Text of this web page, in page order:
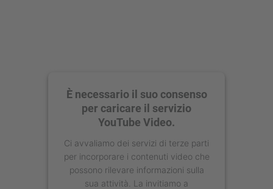
È necessario il suo consenso
per caricare il servizio
YouTube Video.
Ci avvaliamo dei servizi di terze parti
per incorporare i contenuti video che
possono rilevare informazioni sulla
sua attività. La invitiamo a